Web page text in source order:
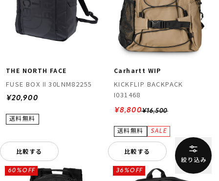
THE NORTH FACE
FUSE BOX Ⅱ 30LNM82255
¥20,900
比較する
Carhartt WIP
KICKFLIP BACKPACK
I031468
¥16,500
¥8,800
比較する
60%OFF 36%OFF